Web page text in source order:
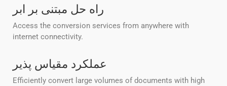
راه حل مبتنی بر ابر
Access the conversion services from anywhere with
internet connectivity.
عملکرد مقیاس پذیر
Efficiently convert large volumes of documents with high